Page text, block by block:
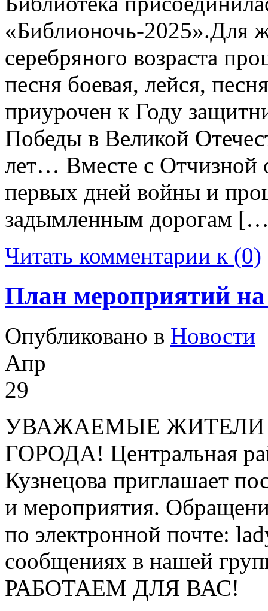
«Библионочь-2025».Для
серебряного возраста
песня боевая, лейся,
приурочен к Году
Победы в Великой
лет… Вместе с Отчизной
первых дней войны и
задымленным дорогам
Читать комментарии к (0)
План мероприятий
Опубликовано в Новости
Апр
29
УВАЖАЕМЫЕ ЖИТЕЛИ
ГОРОДА! Центральная
Кузнецова приглашает
и мероприятия.
по электронной почте:
сообщениях в нашей
РАБОТАЕМ ДЛЯ ВАС!